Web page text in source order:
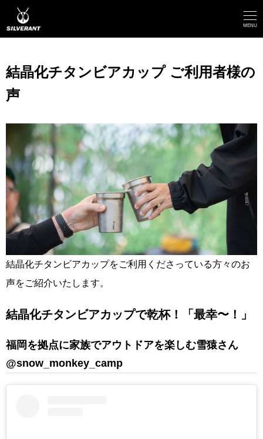
イ
コ
テ
ン
へ
移
動
MENU
結晶化チタンビアカップ ご利用者様の
声
結晶化チタンビアカップをご利用くださっている方々のお
声をご紹介いたします。
結晶化チタンビアカップで乾杯！「最幸〜！」
福岡を拠点に家族でアウトドアを楽しむ雪猿さん
@snow_monkey_camp